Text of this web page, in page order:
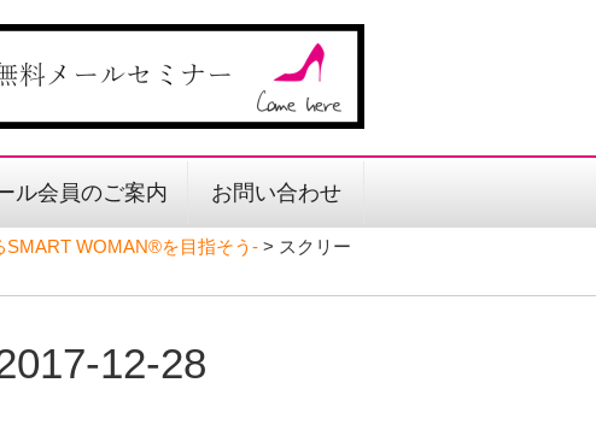
ル会員のご案内 お問い合わせ
WOMAN®を目指そう‐ > スクリー
12-28